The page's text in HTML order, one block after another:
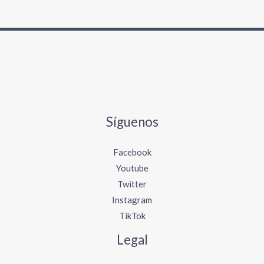
r
Síguenos
Facebook
Youtube
Twitter
Instagram
TikTok
Legal